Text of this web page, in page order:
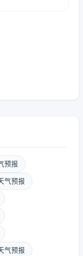
预报
气预报
气预报